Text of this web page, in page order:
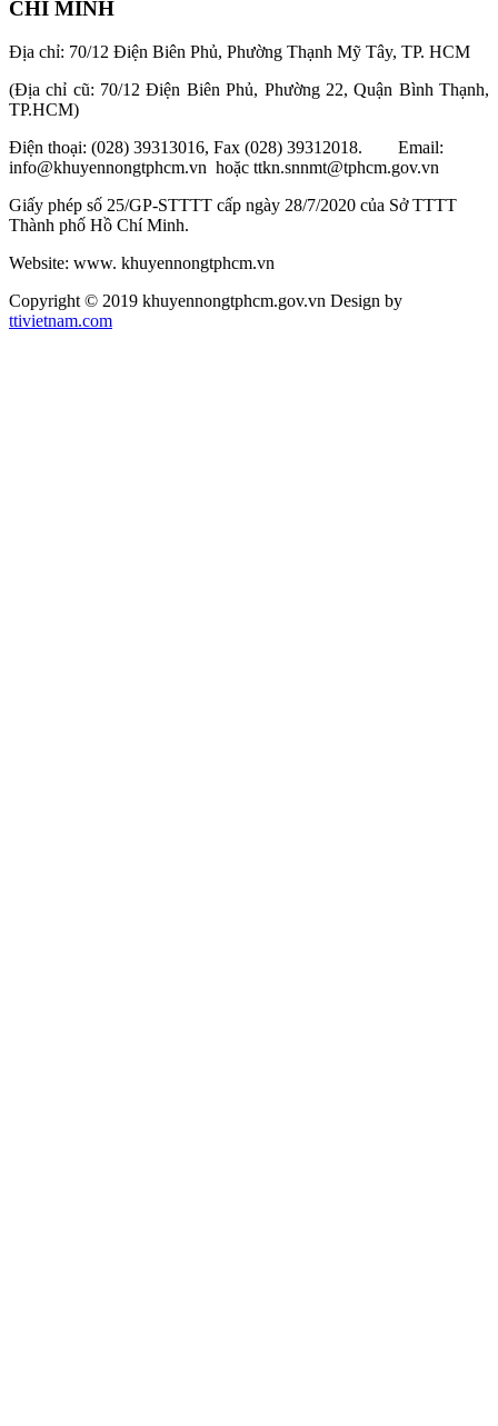
CHÍ MINH
Địa chỉ: 70/12 Điện Biên Phủ, Phường Thạnh Mỹ Tây, TP. HCM
(Địa chỉ cũ: 70/12 Điện Biên Phủ, Phường 22, Quận Bình Thạnh,
TP.HCM)
Điện thoại: (028) 39313016, Fax (028) 39312018. Email:
info@khuyennongtphcm.vn hoặc ttkn.snnmt@tphcm.gov.vn
Giấy phép số 25/GP-STTTT cấp ngày 28/7/2020 của Sở TTTT
Thành phố Hồ Chí Minh.
Website: www. khuyennongtphcm.vn
Copyright © 2019 khuyennongtphcm.gov.vn Design by
ttivietnam.com